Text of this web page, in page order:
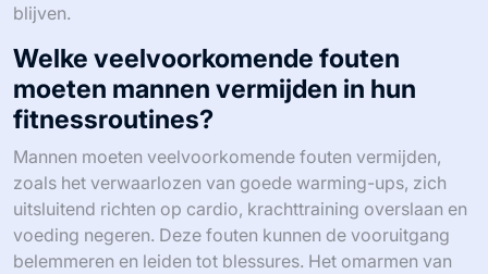
blijven.
Welke veelvoorkomende fouten
moeten mannen vermijden in hun
fitnessroutines?
Mannen moeten veelvoorkomende fouten vermijden,
zoals het verwaarlozen van goede warming-ups, zich
uitsluitend richten op cardio, krachttraining overslaan en
voeding negeren. Deze fouten kunnen de vooruitgang
belemmeren en leiden tot blessures. Het omarmen van